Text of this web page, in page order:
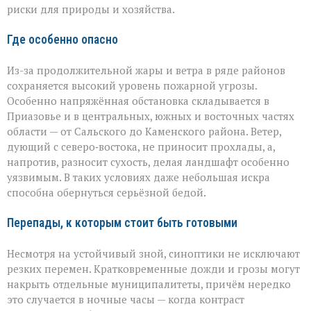
риски для природы и хозяйства.
Где особенно опасно
Из-за продолжительной жары и ветра в ряде районов
сохраняется высокий уровень пожарной угрозы.
Особенно напряжённая обстановка складывается в
Приазовье и в центральных, южных и восточных частях
области — от Сальского до Каменского района. Ветер,
дующий с северо‑востока, не приносит прохлады, а,
напротив, разносит сухость, делая ландшафт особенно
уязвимым. В таких условиях даже небольшая искра
способна обернуться серьёзной бедой.
Перепады, к которым стоит быть готовыми
Несмотря на устойчивый зной, синоптики не исключают
резких перемен. Кратковременные дожди и грозы могут
накрыть отдельные муниципалитеты, причём нередко
это случается в ночные часы — когда контраст